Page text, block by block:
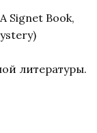
Signet Book,
литературы.